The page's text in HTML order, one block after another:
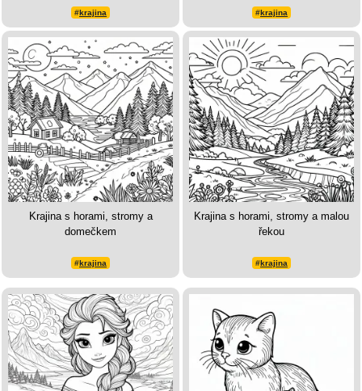
#krajina #krajina
Krajina s horami, stromy a
domečkem
#krajina
Krajina s horami, stromy a malou
řekou
#krajina